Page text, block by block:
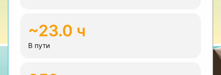
~23.0 ч
В пути